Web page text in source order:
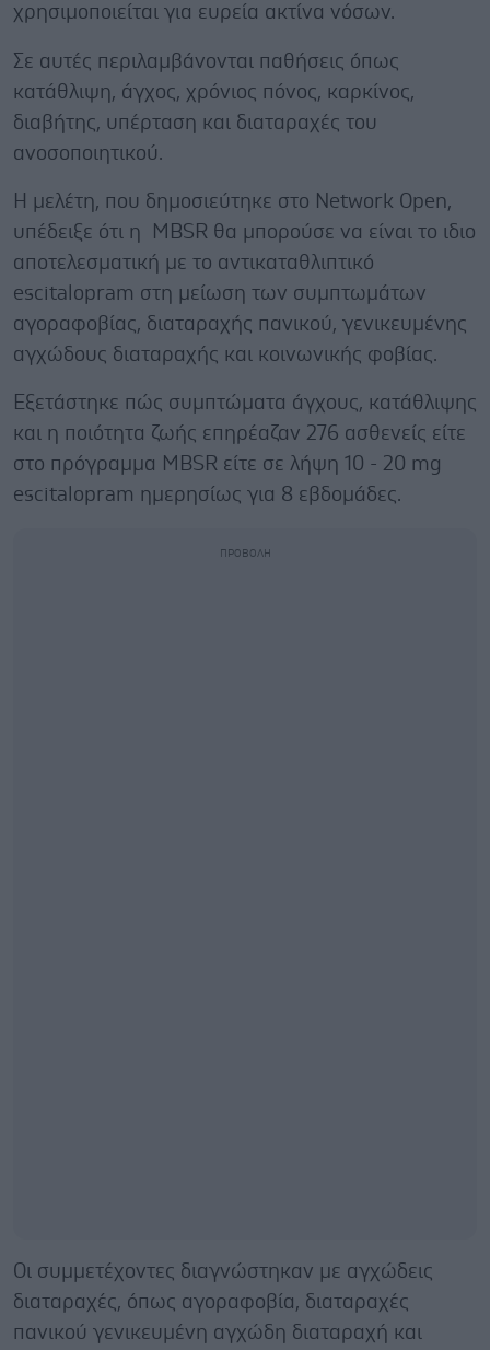
χρησιμοποιείται για ευρεία ακτίνα νόσων.
Σε αυτές περιλαμβάνονται παθήσεις όπως
κατάθλιψη, άγχος, χρόνιος πόνος, καρκίνος,
διαβήτης, υπέρταση και διαταραχές του
ανοσοποιητικού.
Η μελέτη, που δημοσιεύτηκε στο Network Open,
υπέδειξε ότι η MBSR θα μπορούσε να είναι το ιδιο
αποτελεσματική με το αντικαταθλιπτικό
escitalopram στη μείωση των συμπτωμάτων
αγοραφοβίας, διαταραχής πανικού, γενικευμένης
αγχώδους διαταραχής και κοινωνικής φοβίας.
Εξετάστηκε πώς συμπτώματα άγχους, κατάθλιψης
και η ποιότητα ζωής επηρέαζαν 276 ασθενείς είτε
στο πρόγραμμα MBSR είτε σε λήψη 10 - 20 mg
escitalopram ημερησίως για 8 εβδομάδες.
Οι συμμετέχοντες διαγνώστηκαν με αγχώδεις
διαταραχές, όπως αγοραφοβία, διαταραχές
πανικού γενικευμένη αγχώδη διαταραχή και